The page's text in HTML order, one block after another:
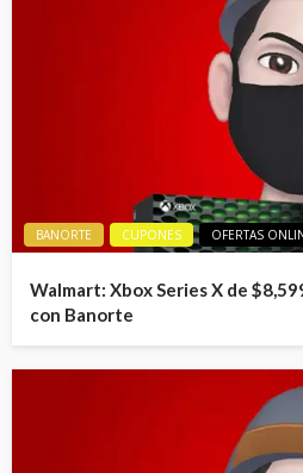
BANORTE CUPONES OFERTAS
Walmart: Xbox Series X de
con Banorte